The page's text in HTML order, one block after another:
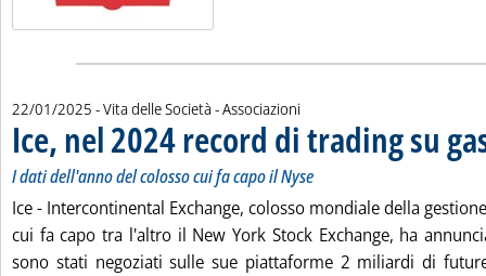
22/01/2025 - Vita delle Società - Associazioni
Ice, nel 2024 record di trading su
I dati dell'anno del colosso cui fa capo il Nyse
Ice - Intercontinental Exchange, colosso mondiale della
cui fa capo tra l'altro il New York Stock Exchange, ha
sono stati negoziati sulle sue piattaforme 2 miliardi di